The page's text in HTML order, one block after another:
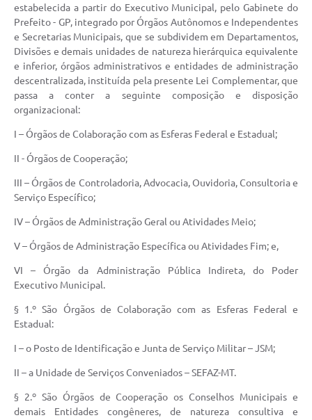
estabelecida a partir do Executivo Municipal, pelo Gabinete do
Prefeito - GP, integrado por Órgãos Autônomos e Independentes
e Secretarias Municipais, que se subdividem em Departamentos,
Divisões e demais unidades de natureza hierárquica equivalente
e inferior, órgãos administrativos e entidades de administração
descentralizada, instituída pela presente Lei Complementar, que
passa a conter a seguinte composição e disposição
organizacional:
I – Órgãos de Colaboração com as Esferas Federal e Estadual;
II - Órgãos de Cooperação;
III – Órgãos de Controladoria, Advocacia, Ouvidoria, Consultoria e
Serviço Específico;
IV – Órgãos de Administração Geral ou Atividades Meio;
V – Órgãos de Administração Específica ou Atividades Fim; e,
VI – Órgão da Administração Pública Indireta, do Poder
Executivo Municipal.
§ 1.º São Órgãos de Colaboração com as Esferas Federal e
Estadual:
I – o Posto de Identificação e Junta de Serviço Militar – JSM;
II – a Unidade de Serviços Conveniados – SEFAZ-MT.
§ 2.º São Órgãos de Cooperação os Conselhos Municipais e
demais Entidades congêneres, de natureza consultiva e